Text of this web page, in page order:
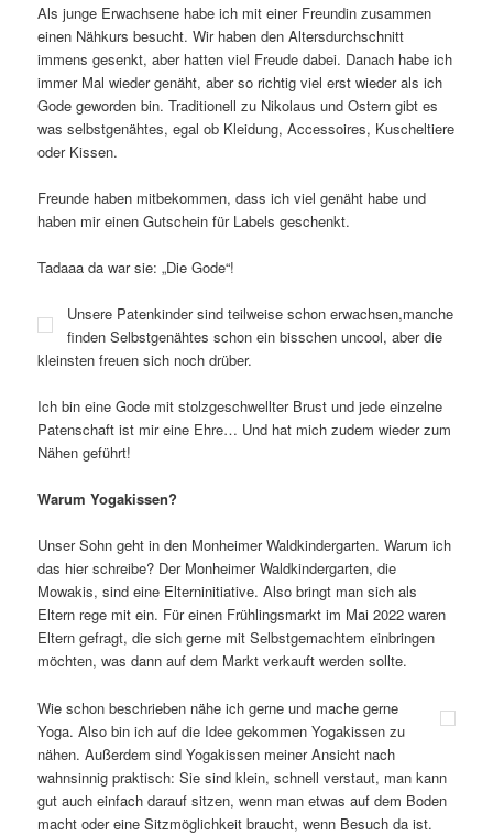
Als junge Erwachsene habe ich mit einer Freundin zusammen
einen Nähkurs besucht. Wir haben den Altersdurchschnitt
immens gesenkt, aber hatten viel Freude dabei. Danach habe ich
immer Mal wieder genäht, aber so richtig viel erst wieder als ich
Gode geworden bin. Traditionell zu Nikolaus und Ostern gibt es
was selbstgenähtes, egal ob Kleidung, Accessoires, Kuscheltiere
oder Kissen.
Freunde haben mitbekommen, dass ich viel genäht habe und
haben mir einen Gutschein für Labels geschenkt.
Tadaaa da war sie: „Die Gode“!
Unsere Patenkinder sind teilweise schon erwachsen,manche
finden Selbstgenähtes schon ein bisschen uncool, aber die
kleinsten freuen sich noch drüber.
Ich bin eine Gode mit stolzgeschwellter Brust und jede einzelne
Patenschaft ist mir eine Ehre… Und hat mich zudem wieder zum
Nähen geführt!
Warum Yogakissen?
Unser Sohn geht in den Monheimer Waldkindergarten. Warum ich
das hier schreibe? Der Monheimer Waldkindergarten, die
Mowakis, sind eine Elterninitiative. Also bringt man sich als
Eltern rege mit ein. Für einen Frühlingsmarkt im Mai 2022 waren
Eltern gefragt, die sich gerne mit Selbstgemachtem einbringen
möchten, was dann auf dem Markt verkauft werden sollte.
Wie schon beschrieben nähe ich gerne und mache gerne
Yoga. Also bin ich auf die Idee gekommen Yogakissen zu
nähen. Außerdem sind Yogakissen meiner Ansicht nach
wahnsinnig praktisch: Sie sind klein, schnell verstaut, man kann
gut auch einfach darauf sitzen, wenn man etwas auf dem Boden
macht oder eine Sitzmöglichkeit braucht, wenn Besuch da ist.